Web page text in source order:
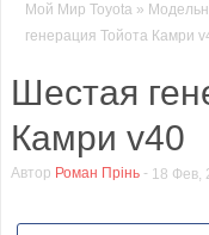
Мой Мир Toyota »
генерация Тойота Камри
Шестая
Камри v40
Автор Роман Прінь - 18 Фев,